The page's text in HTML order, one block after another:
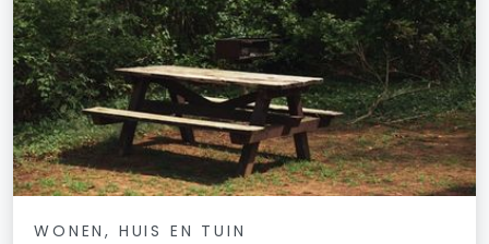
WONEN, HUIS EN TUIN